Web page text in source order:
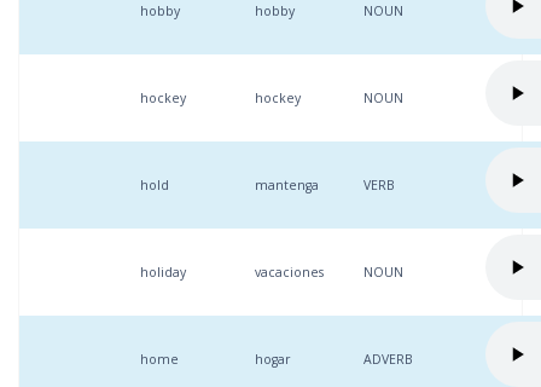
hobby hobby NOUN
hockey hockey NOUN
hold mantenga VERB
holiday vacaciones NOUN
home hogar ADVERB